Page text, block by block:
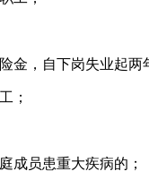
金，自下岗失业起
；
成员患重大疾病的；